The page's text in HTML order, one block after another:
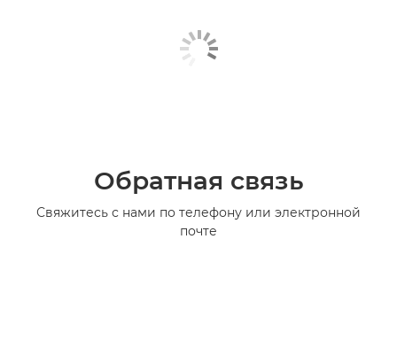
Обратная связь
Свяжитесь с нами по телефону или электронной
почте